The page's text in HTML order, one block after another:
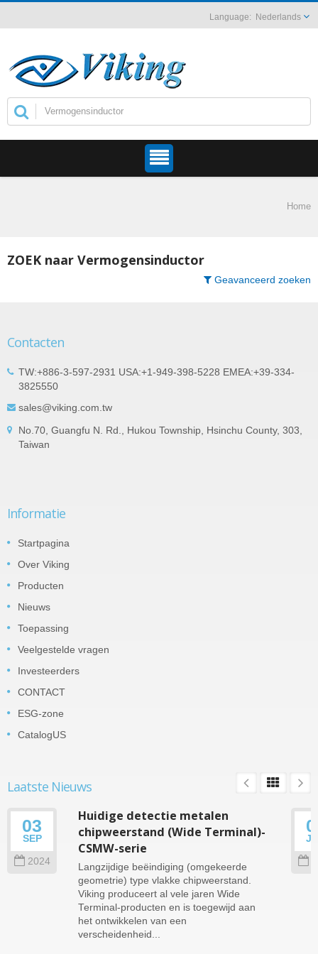
Nederlands
Home
ZOEK naar Vermogensinductor
Geavanceerd zoeken
Contacten
TW:+886-3-597-2931 USA:+1-949-398-5228 EMEA:+39-334-
3825550
sales@viking.com.tw
No.70, Guangfu N. Rd., Hukou Township, Hsinchu County, 303,
Taiwan
Informatie
Startpagina
Over Viking
Producten
Nieuws
Toepassing
Veelgestelde vragen
Investeerders
CONTACT
ESG-zone
CatalogUS
Laatste Nieuws
03
SEP
2024
Huidige detectie metalen
chipweerstand (Wide Terminal)-
CSMW-serie
Langzijdige beëindiging (omgekeerde
geometrie) type vlakke chipweerstand.
Viking produceert al vele jaren Wide
Terminal-producten en is toegewijd aan
het ontwikkelen van een
verscheidenheid...